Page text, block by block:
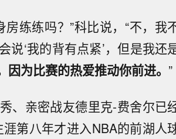
练练吗？”科比说，“不，我
‘我的背有点紧’，但是我还
因为比赛的热爱推动你前进。 ”
、亲密战友德里克-费舍尔已
第八年才进入NBA的前湖人